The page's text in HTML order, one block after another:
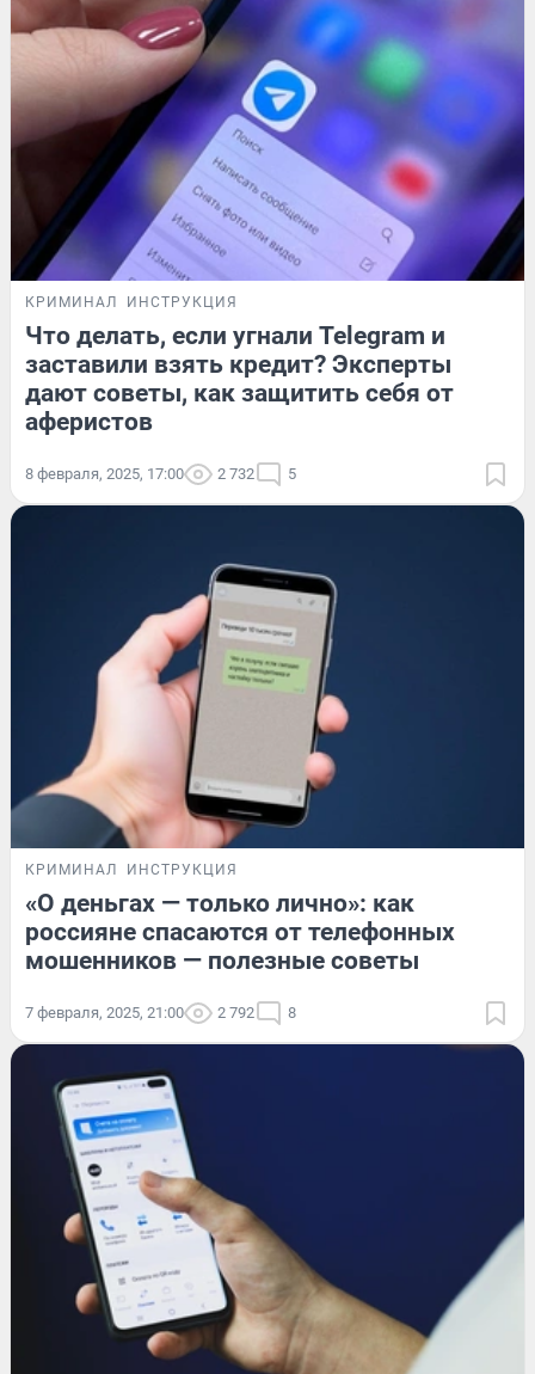
КРИМИНАЛ ИНСТРУКЦИЯ
Что делать, если угнали Telegram и
заставили взять кредит? Эксперты
дают советы, как защитить себя от
аферистов
8 февраля, 2025, 17:00 2 732 5
КРИМИНАЛ ИНСТРУКЦИЯ
«О деньгах — только лично»: как
россияне спасаются от телефонных
мошенников — полезные советы
7 февраля, 2025, 21:00 2 792 8